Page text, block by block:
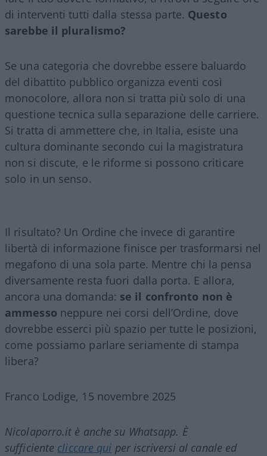
di interventi tutti dalla stessa parte. Questo
sarebbe il pluralismo?
Se una categoria che dovrebbe essere baluardo
del dibattito pubblico organizza eventi così
monocolore, allora non si tratta più solo di una
questione tecnica sulla separazione delle carriere.
Si tratta di ammettere che, in Italia, esiste una
cultura dominante secondo cui la magistratura
non si discute, e le riforme si possono criticare
solo in un senso.
Il risultato? Un Ordine che invece di garantire
libertà di informazione finisce per trasformarsi nel
megafono di una sola parte. Mentre chi la pensa
diversamente resta fuori dalla porta. E allora,
ancora una domanda: se il confronto non è
ammesso neppure nei corsi dell’Ordine, dove
dovrebbe esserci più spazio per tutte le posizioni,
come possiamo parlare seriamente di stampa
libera?
Franco Lodige, 15 novembre 2025
Nicolaporro.it è anche su Whatsapp. È
sufficiente cliccare qui per iscriversi al canale ed